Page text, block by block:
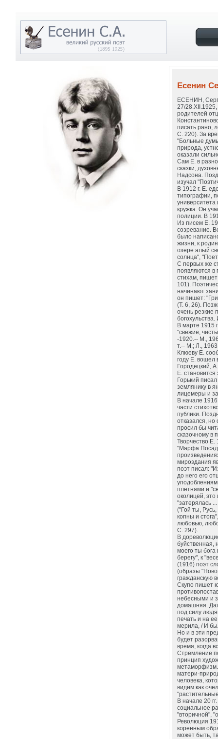
Есенин
ЕСЕНИН,
27/
родителей
писать рано,
С. 220). За
"Больные
природа,
оказали
Сам Е. в
сказки,
Надсона.
изучал
В 1912 г. Е.
типографии,
университета
кружка. Он
полиции. В
Из писем Е.
созревание.
было
жизни, к
озере алый
солнца",
С первых же
появляются в
стихам,
101).
начинают
он пишет:
(Т. 6, 26).
очень резкие
В марте 1915
"свежие,
-1920.-- М.,
т.-- М.; Л.,
Клюеву Е.
году Е. вошел
Городецкий,
Е.
Горький
землянику в
лицемеры и
В начале
части
публики.
отказался,
просил бы
сказочному в
Творчество Е.
"Марфа
мироздания
поэт писал:
до него его
плетнями и
околицей, это
"затерялась
("Гой ты,
копны и
любовью,
С. 297).
В
буйственная,
моего ты
берегу", к
(1916) поэт
(образы
гражданскую
Скупо пишет
небесными и
домашняя.
под силу
печать и на
мерила, / И
Но и в эти
будет
время, когда
Стремление
принцип
метаморфизм.
матери-
человека,
видим как
В начале 20
социальное
"вторичной",
Революция
коренным
может быть,